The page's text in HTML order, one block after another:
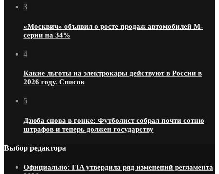
3
«Москвич» объявил о росте продаж автомобилей М-
серии на 34%
4
Какие льготы на электрокары действуют в России в
2026 году. Список
5
Дзюба снова в гонке: Футболист собрал почти сотню
штрафов и теперь должен государству
Выбор редактора
Официально: FIA утвердила ряд изменений регламента